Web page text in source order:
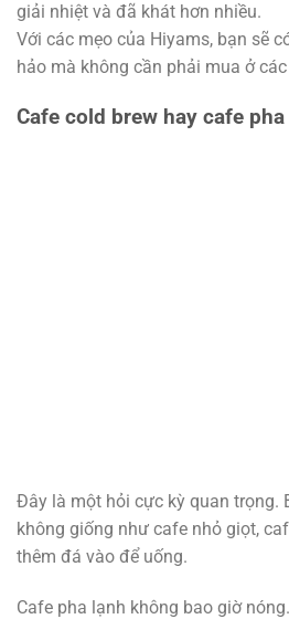
giải nhiệt và đã khát hơn nhiều.
Với các mẹo của Hiyams, bạn sẽ
hảo mà không cần phải mua ở
Cafe cold brew hay cafe
Đây là một hỏi cực kỳ quan trọng.
không giống như cafe nhỏ giọt,
thêm đá vào để uống.
Cafe pha lạnh không bao giờ